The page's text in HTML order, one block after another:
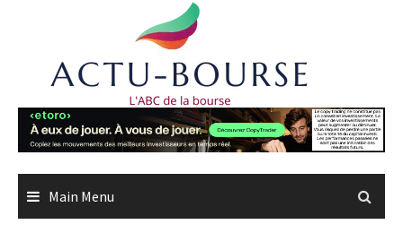
Main Menu